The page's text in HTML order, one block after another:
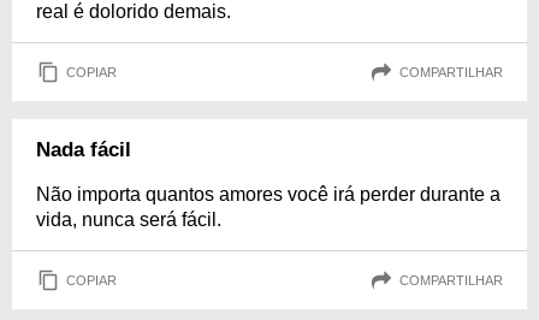
real é dolorido demais.
COPIAR COMPARTILHAR
Nada fácil
Não importa quantos amores você irá perder durante a
vida, nunca será fácil.
COPIAR COMPARTILHAR